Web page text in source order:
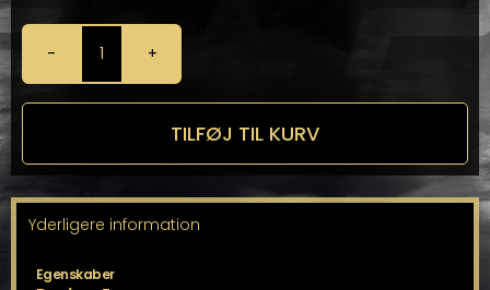
OZ
Zeus
10X20
TILFØJ TIL KURV
Yderligere information
Egenskaber